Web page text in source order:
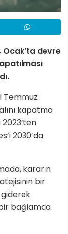
Ocak’ta devre
Temmuz
kapatma
2030’da
kararın
bir
giderek
bağlamda